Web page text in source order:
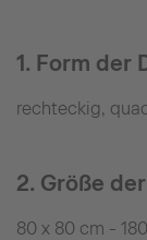
1. Form der
rechteckig,
2. Größe
80 x 80 cm -